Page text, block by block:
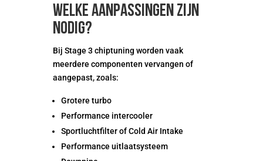
Welke aanpassingen zijn
nodig?
Bij Stage 3 chiptuning worden vaak
meerdere componenten vervangen of
aangepast, zoals:
Grotere turbo
Performance intercooler
Sportluchtfilter of Cold Air Intake
Performance uitlaatsysteem